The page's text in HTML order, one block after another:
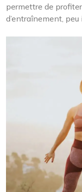
permettre de
d’entraînement,